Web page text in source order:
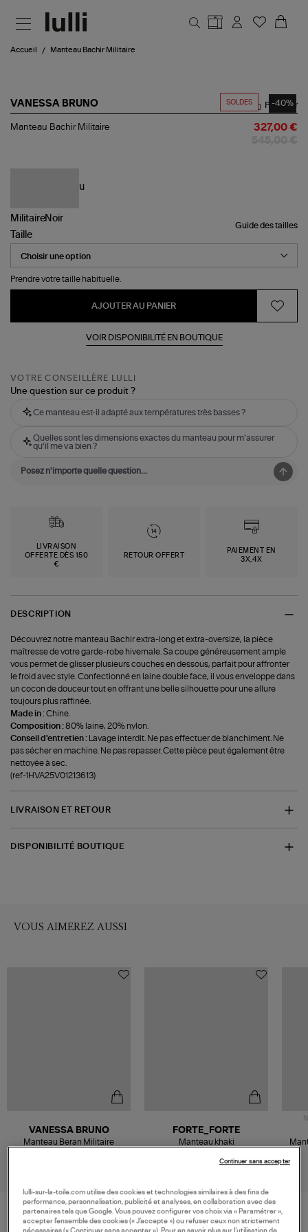
Accueil Manteau Bachir Militaire
SOLDES -40%
VANESSA BRUNO
Manteau
Partager
Manteau Bachir Militaire 327,00 €
Guide des tailles
Taille
Prendre votre taille habituelle.
AJOUTER AU PANIER
VOIR DISPONIBILITÉ EN BOUTIQUE
VOTRE CONSEILLÈRE LULLI
Une question sur ce produit ?
Ce manteau est-il adapté aux températures très basses ?
Quelles sont les dimensions exactes du manteau pour m'assurer
qu'il me va bien ?
LIVRAISON
OFFERTE DÈS 150
€
RETOUR OFFERT
PAIEMENT EN
3X,4X
DESCRIPTION
Découvrez notre manteau Bachir extra-long et extra-oversize, la pièce
maîtresse de votre garde-robe hivernale. Sa coupe généreusement ample
vous permet de glisser plusieurs couches en dessous, parfait pour affronter
le froid avec style. Confectionné en laine double face, il vous enveloppe dans
un cocon de douceur tout en offrant une belle silhouette pour une allure
toujours plus raffinée.
Made in :Chine.
Composition :80% laine, 20% nylon.
Conseil d'entretien :
Lavage interdit. Ne pas effectuer de blanchiment. Ne
pas sécher en machine. Ne pas repasser. Cette pièce peut également être
nettoyée à sec.
(ref-1HVA25V01213613)
LIVRAISON ET RETOUR
DISPONIBILITÉ BOUTIQUE
VOUS AIMEREZ AUSSI
VANESSA BRUNO
Manteau Beran Militaire
FORTE_FORTE
Manteau khaki
lulli-sur-la-toile.com utilise des cookies et technologies similaires à des fins de
performance, personnalisation, publicité et analyses, en collaboration avec des
partenaires tels que Google. Vous pouvez configurer vos choix via « Paramétrer »,
accepter l’ensemble des cookies (« J’accepte ») ou refuser ceux non strictement
Continuer sans accepter